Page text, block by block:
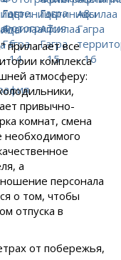
прилагает все
комплекса
атмосферу:
привычно-
комнат, смена
необходимого
а
персонала
о том, чтобы
отпуска в
от побережья,